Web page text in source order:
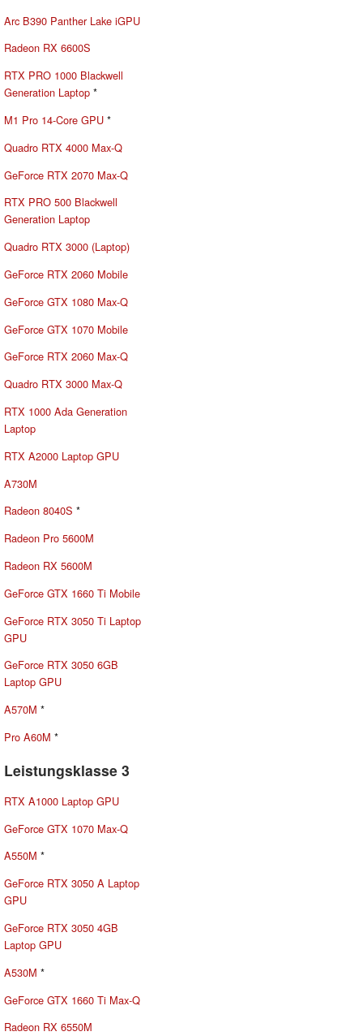
Arc B390 Panther Lake iGPU
Radeon RX 6600S
RTX PRO 1000 Blackwell
Generation Laptop *
M1 Pro 14-Core GPU *
Quadro RTX 4000 Max-Q
GeForce RTX 2070 Max-Q
RTX PRO 500 Blackwell
Generation Laptop
Quadro RTX 3000 (Laptop)
GeForce RTX 2060 Mobile
GeForce GTX 1080 Max-Q
GeForce GTX 1070 Mobile
GeForce RTX 2060 Max-Q
Quadro RTX 3000 Max-Q
RTX 1000 Ada Generation
Laptop
RTX A2000 Laptop GPU
A730M
Radeon 8040S *
Radeon Pro 5600M
Radeon RX 5600M
GeForce GTX 1660 Ti Mobile
GeForce RTX 3050 Ti Laptop
GPU
GeForce RTX 3050 6GB
Laptop GPU
A570M *
Pro A60M *
Leistungsklasse 3
RTX A1000 Laptop GPU
GeForce GTX 1070 Max-Q
A550M *
GeForce RTX 3050 A Laptop
GPU
GeForce RTX 3050 4GB
Laptop GPU
A530M *
GeForce GTX 1660 Ti Max-Q
Radeon RX 6550M